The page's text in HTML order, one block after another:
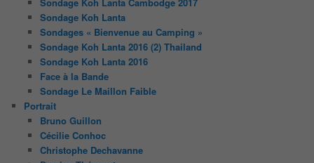
Sondage Koh Lanta
Sondages « Bienvenue au Camping »
Sondage Koh Lanta 2016 (2) Thailand
Sondage Koh Lanta 2016
Face à la Bande
Sondage Le Maillon Faible
Portrait
Bruno Guillon
Cécilie Conhoc
Christophe Dechavanne